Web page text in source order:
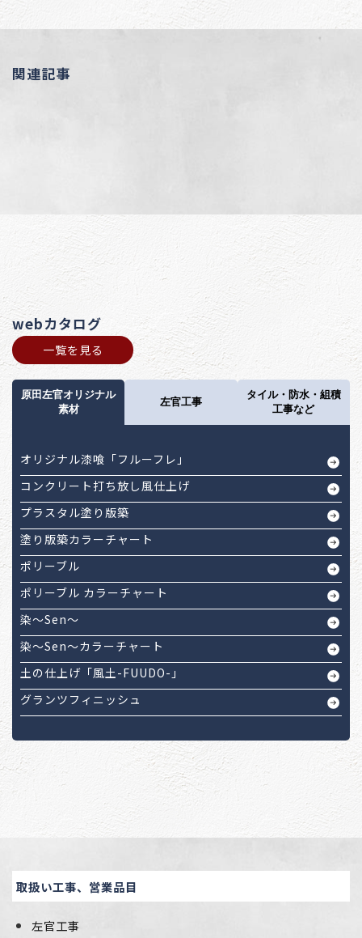
関連記事
webカタログ
一覧を見る
原田左官オリジナル
素材
左官工事
タイル・防水・組積
工事など
オリジナル漆喰「フルーフレ」
コンクリート打ち放し風仕上げ
プラスタル塗り版築
塗り版築カラーチャート
ポリーブル
ポリーブル カラーチャート
染～Sen～
染～Sen～カラーチャート
土の仕上げ「風土-FUUDO-」
グランツフィニッシュ
取扱い工事、営業品目
左官工事